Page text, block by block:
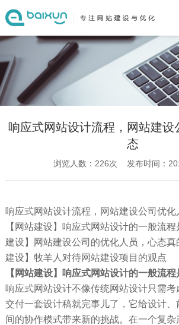
响应式网站设计流程，网站建设
态
浏览人数： 226次 发布时间：
响应式网站设计流程，网站建设公司优化
【网站建设】响应式网站设计的一般流
建设】网站建设公司的优化人员，心态
建设】牧羊人对待网站建设项目的观点
【网站建设】响应式网站设计的一般流程
响应式网站设计不像传统网站设计只需
交付一套设计稿就完事儿了，它给设计、
间的协作模式带来新的挑战。在一个复